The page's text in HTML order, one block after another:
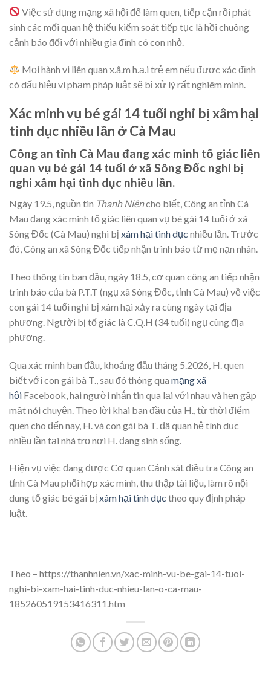
Việc sử dụng mạng xã hội để làm quen, tiếp cận rồi phát
sinh các mối quan hệ thiếu kiểm soát tiếp tục là hồi chuông
cảnh báo đối với nhiều gia đình có con nhỏ.
Mọi hành vi liên quan x.â.m h.ạ.i trẻ em nếu được xác định
có dấu hiệu vi phạm pháp luật sẽ bị xử lý rất nghiêm minh.
Xác minh vụ bé gái 14 tuổi nghi bị xâm hại
tình dục nhiều lần ở Cà Mau
Công an tỉnh Cà Mau đang xác minh tố giác liên
quan vụ bé gái 14 tuổi ở xã Sông Đốc nghi bị
nghi xâm hại tình dục nhiều lần.
Ngày 19.5, nguồn tin Thanh Niêncho biết, Công an tỉnh Cà
Mau đang xác minh tố giác liên quan vụ bé gái 14 tuổi ở xã
Sông Đốc (Cà Mau) nghi bị xâm hại tình dục nhiều lần. Trước
đó, Công an xã Sông Đốc tiếp nhận trình báo từ mẹ nạn nhân.
Theo thông tin ban đầu, ngày 18.5, cơ quan công an tiếp nhận
trình báo của bà P.T.T (ngụ xã Sông Đốc, tỉnh Cà Mau) về việc
con gái 14 tuổi nghi bị xâm hại xảy ra cùng ngày tại địa
phương. Người bị tố giác là C.Q.H (34 tuổi) ngụ cùng địa
phương.
Qua xác minh ban đầu, khoảng đầu tháng 5.2026, H. quen
biết với con gái bà T., sau đó thông qua mạng xã
hội Facebook, hai người nhắn tin qua lại với nhau và hẹn gặp
mặt nói chuyện. Theo lời khai ban đầu của H., từ thời điểm
quen cho đến nay, H. và con gái bà T. đã quan hệ tình dục
nhiều lần tại nhà trọ nơi H. đang sinh sống.
Hiện vụ việc đang được Cơ quan Cảnh sát điều tra Công an
tỉnh Cà Mau phối hợp xác minh, thu thập tài liệu, làm rõ nội
dung tố giác bé gái bị xâm hại tình dục theo quy định pháp
luật.
Theo – https://thanhnien.vn/xac-minh-vu-be-gai-14-tuoi-
nghi-bi-xam-hai-tinh-duc-nhieu-lan-o-ca-mau-
185260519153416311.htm